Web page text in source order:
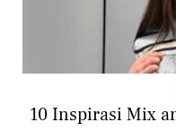
10 Inspirasi Mix